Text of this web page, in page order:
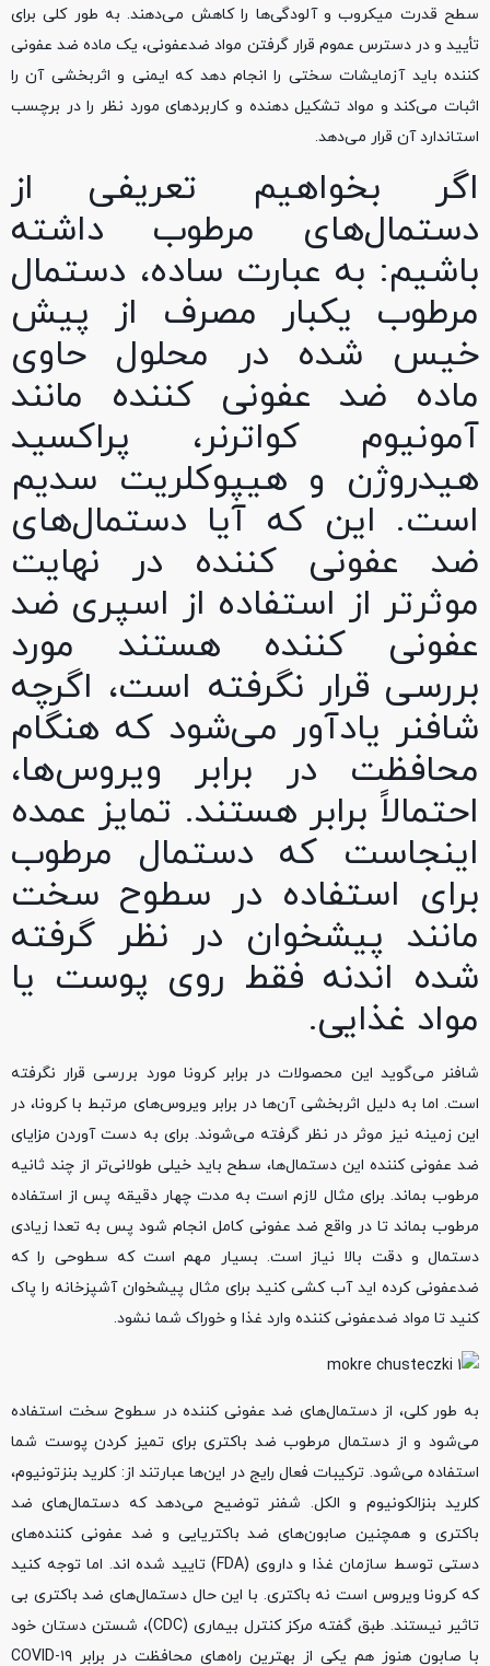
سطح قدرت میکروب و آلودگی‌ها را کاهش می‌دهند. به طور کلی برای
تأیید و در دسترس عموم قرار گرفتن مواد ضدعفونی، یک ماده ضد عفونی
کننده باید آزمایشات سختی را انجام دهد که ایمنی و اثربخشی آن را
اثبات می‌کند و مواد تشکیل دهنده و کاربرد‌های مورد نظر را در برچسب
استاندارد آن قرار می‌دهد.
اگر بخواهیم تعریفی از
دستمال‌های مرطوب داشته
باشیم: به عبارت ساده، دستمال
مرطوب یکبار مصرف از پیش
خیس شده در محلول حاوی
ماده ضد عفونی کننده مانند
آمونیوم کواترنر، پراکسید
هیدروژن و هیپوکلریت سدیم
است. این که آیا دستمال‌های
ضد عفونی کننده در نهایت
موثرتر از استفاده از اسپری ضد
عفونی کننده هستند مورد
بررسی قرار نگرفته است، اگرچه
شافنر یادآور می‌شود که هنگام
محافظت در برابر ویروس‌ها،
احتمالاً برابر هستند. تمایز عمده
اینجاست که دستمال مرطوب
برای استفاده در سطوح سخت
مانند پیشخوان در نظر گرفته
شده اندنه فقط روی پوست یا
مواد غذایی.
شافنر می‌گوید این محصولات در برابر کرونا مورد بررسی قرار نگرفته
است. اما به دلیل اثربخشی آن‌ها در برابر ویروس‌های مرتبط با کرونا، در
این زمینه نیز موثر در نظر گرفته می‌شوند. برای به دست آوردن مزایای
ضد عفونی کننده این دستمال‌ها، سطح باید خیلی طولانی‌تر از چند ثانیه
مرطوب بماند. برای مثال لازم است به مدت چهار دقیقه پس از استفاده
مرطوب بماند تا در واقع ضد عفونی کامل انجام شود پس به تعدا زیادی
دستمال و دقت بالا نیاز است. بسیار مهم است که سطوحی را که
ضدعفونی کرده اید آب کشی کنید برای مثال پیشخوان آشپزخانه را پاک
کنید تا مواد ضدعفونی کننده وارد غذا و خوراک شما نشود.
به طور کلی، از دستمال‌های ضد عفونی کننده در سطوح سخت استفاده
می‌شود و از دستمال مرطوب ضد باکتری برای تمیز کردن پوست شما
استفاده می‌شود. ترکیبات فعال رایج در این‌ها عبارتند از: کلرید بنزتونیوم،
کلرید بنزالکونیوم و الکل. شفنر توضیح می‌دهد که دستمال‌های ضد
باکتری و همچنین صابون‌های ضد باکتریایی و ضد عفونی کننده‌های
دستی توسط سازمان غذا و داروی (FDA) تایید شده اند. اما توجه کنید
که کرونا ویروس است نه باکتری. با این حال دستمال‌های ضد باکتری بی
تاثیر نیستند. طبق گفته مرکز کنترل بیماری (CDC)، شستن دستان خود
با صابون هنوز هم یکی از بهترین راه‌های محافظت در برابر COVID-۱۹